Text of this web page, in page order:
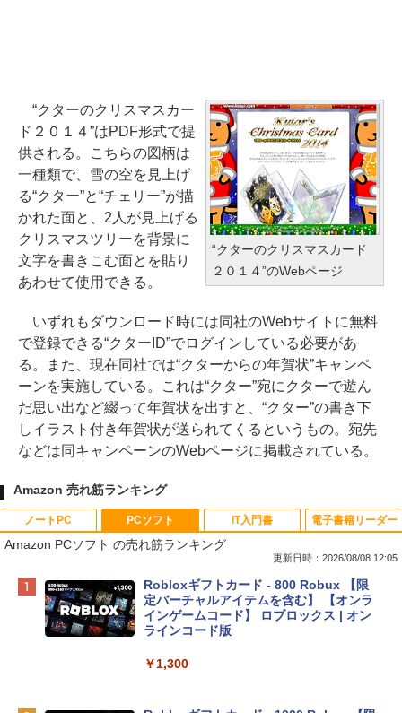
“クターのクリスマスカード
２０１４”のWebページ
“クターのクリスマスカー
ド２０１４”はPDF形式で提
供される。こちらの図柄は
一種類で、雪の空を見上げ
る“クター”と“チェリー”が描
かれた面と、2人が見上げる
クリスマスツリーを背景に
文字を書きこむ面とを貼り
あわせて使用できる。
いずれもダウンロード時には同社のWebサイトに無料
で登録できる“クターID”でログインしている必要があ
る。また、現在同社では“クターからの年賀状”キャンペ
ーンを実施している。これは“クター”宛にクターで遊ん
だ思い出など綴って年賀状を出すと、“クター”の書き下
しイラスト付き年賀状が送られてくるというもの。宛先
などは同キャンペーンのWebページに掲載されている。
Amazon 売れ筋ランキング
ノートPC
Apple 2026 MacBook Neo A18 Proチッ
プ搭載13インチノートブック：AIとAppl
e Intelligenceのために設計、Liquid Ret
inaディスプレイ、8GBユニファイドメモ
eTime HDカメラ - インディゴ
PCソフト
Amazon PCソフト の売れ筋ランキング
更新日時：2026/08/08 12:05
Robloxギフトカード - 800 Robux 【限
定バーチャルアイテムを含む】 【オンラ
インゲームコード】 ロブロックス | オン
ラインコード版
￥1,300
IT入門書 電子書籍リーダー